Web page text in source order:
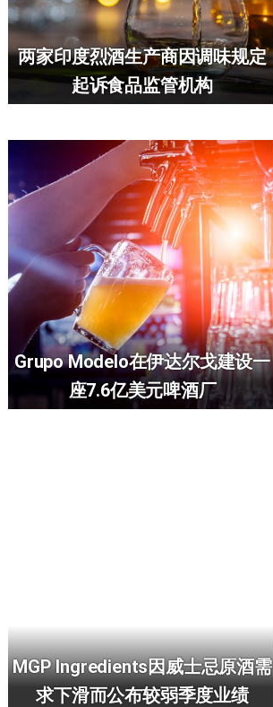
两家印度烈酒生产商因调味规定
起诉食品监管机构
Grupo Modelo在伊达尔戈建设一
座7.6亿美元啤酒厂
MGP Ingredients因威士忌原酒需
求下滑而公布较弱季度业绩